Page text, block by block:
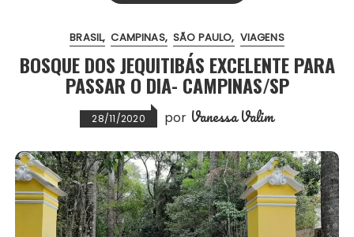
BRASIL CAMPINAS SÃO PAULO VIAGENS
BOSQUE DOS JEQUITIBÁS EXCELENTE PARA
PASSAR O DIA- CAMPINAS/SP
28/11/2020 por Vanessa Valim